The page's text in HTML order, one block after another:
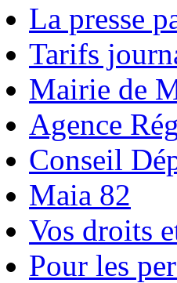
La presse
Tarifs
Mairie de
Agence
Conseil
Maia 82
Vos droits
Pour les